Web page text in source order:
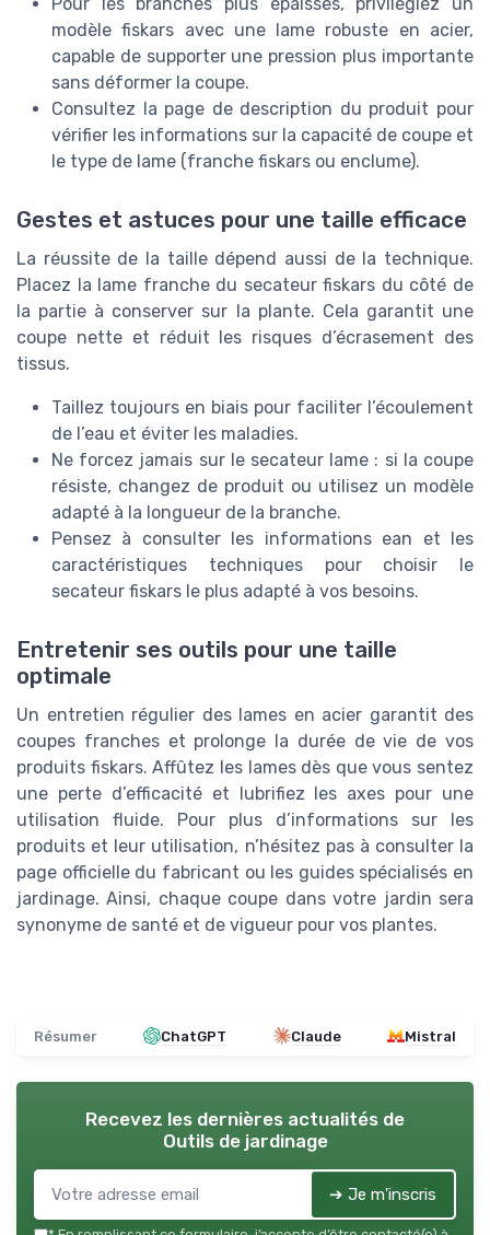
modèle fiskars avec une lame robuste en acier,
capable de supporter une pression plus importante
sans déformer la coupe.
Consultez la page de description du produit pour
vérifier les informations sur la capacité de coupe et
le type de lame (franche fiskars ou enclume).
Gestes et astuces pour une taille efficace
La réussite de la taille dépend aussi de la technique.
Placez la lame franche du secateur fiskars du côté de
la partie à conserver sur la plante. Cela garantit une
coupe nette et réduit les risques d’écrasement des
tissus.
Taillez toujours en biais pour faciliter l’écoulement
de l’eau et éviter les maladies.
Ne forcez jamais sur le secateur lame : si la coupe
résiste, changez de produit ou utilisez un modèle
adapté à la longueur de la branche.
Pensez à consulter les informations ean et les
caractéristiques techniques pour choisir le
secateur fiskars le plus adapté à vos besoins.
Entretenir ses outils pour une taille
optimale
Un entretien régulier des lames en acier garantit des
coupes franches et prolonge la durée de vie de vos
produits fiskars. Affûtez les lames dès que vous sentez
une perte d’efficacité et lubrifiez les axes pour une
utilisation fluide. Pour plus d’informations sur les
produits et leur utilisation, n’hésitez pas à consulter la
page officielle du fabricant ou les guides spécialisés en
jardinage. Ainsi, chaque coupe dans votre jardin sera
synonyme de santé et de vigueur pour vos plantes.
Résumer ChatGPT Claude Mistral
Recevez les dernières actualités de
Outils de jardinage
➔ Je m'inscris